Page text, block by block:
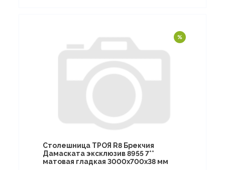
Столешница ТРОЯ R8 Брекчия
Дамаската эксклюзив 8955 7**
матовая гладкая 3000х700х38 мм